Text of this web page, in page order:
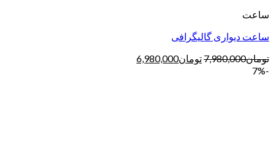
ساعت
ساعت دیواری گالیگرافی
تومان7,980,000تومان6,980,000
-7%